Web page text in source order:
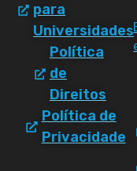
para
Universidades
Política
de
Direitos
Política de
Privacidade